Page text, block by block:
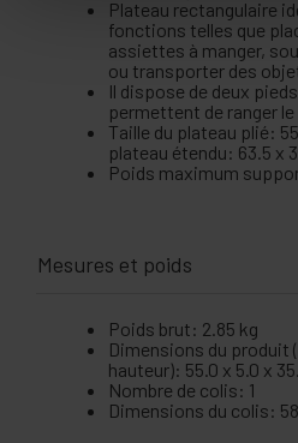
Plateau rectangulaire
fonctions telles que
assiettes à manger,
ou transporter des
Il dispose de deux
permettent de ranger
Taille du plateau plié:
plateau étendu: 63.5 x
Poids maximum
Mesures et poids
Poids brut: 2.85 kg
Dimensions du produit
hauteur): 55.0 x 5.0 x
Nombre de colis: 1
Dimensions du colis: